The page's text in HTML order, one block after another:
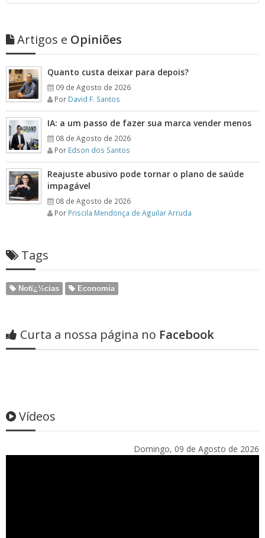
Artigos e Opiniões
Quanto custa deixar para depois?
09 de Agosto de 2026
Por David F. Santos
IA: a um passo de fazer sua marca vender menos
08 de Agosto de 2026
Por Edson dos Santos
Reajuste abusivo pode tornar o plano de saúde
impagável
08 de Agosto de 2026
Por Priscila Mendonça de Aguilar Arruda
Tags
Notï¿½cias Economia
Curta a nossa página no Facebook
Vídeos
Domingo, 09 de Agosto de 2026